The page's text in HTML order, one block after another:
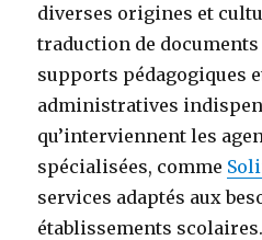
diverses origines et
traduction de
supports pédagogiques
administratives
qu’interviennent les
spécialisées, comme
services adaptés aux
établissements scolaires.